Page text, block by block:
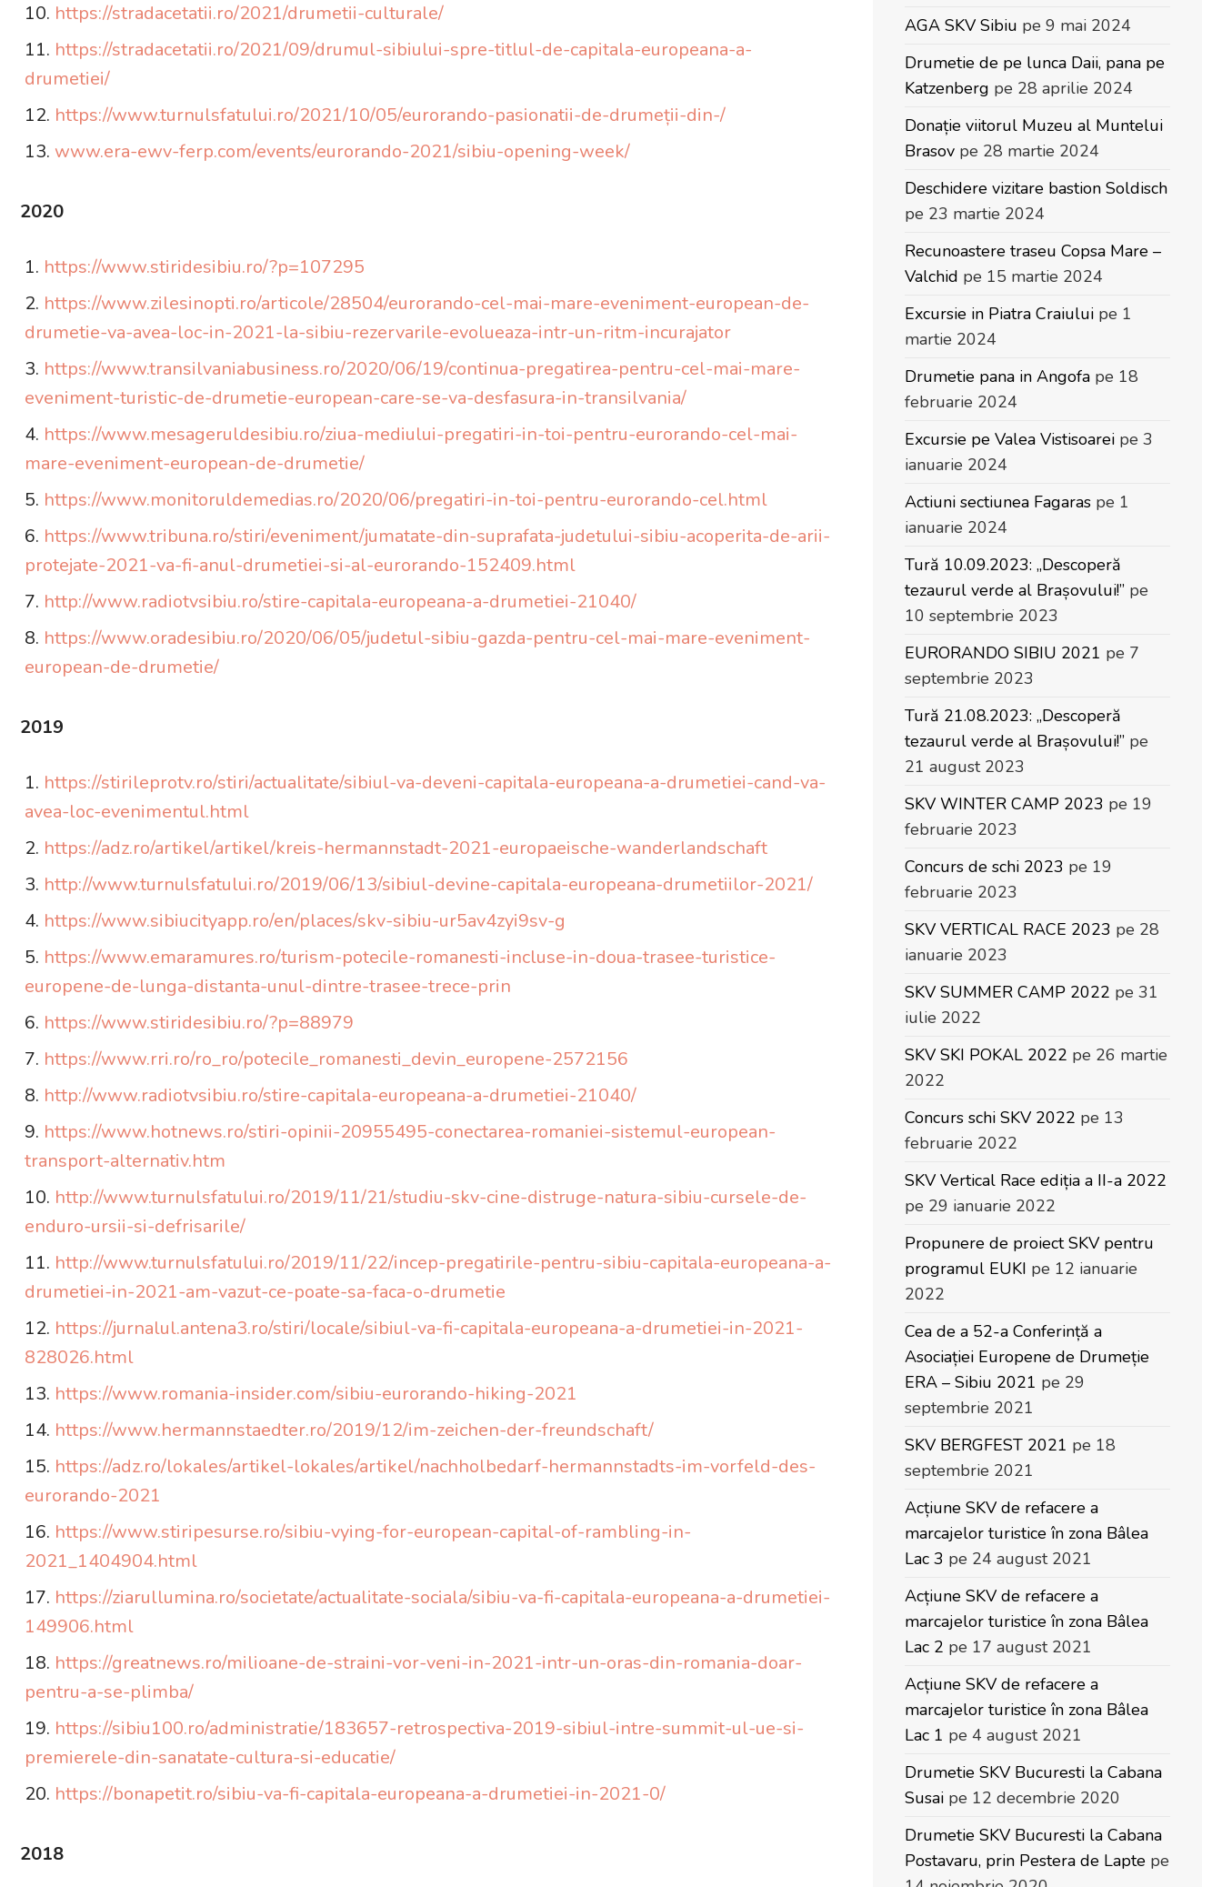
https://stradacetatii.ro/2021/drumetii-culturale/
https://stradacetatii.ro/2021/09/drumul-sibiului-spre-titlul-de-capitala-europeana-a-
drumetiei/
https://www.turnulsfatului.ro/2021/10/05/eurorando-pasionatii-de-drumeții-din-/
www.era-ewv-ferp.com/events/eurorando-2021/sibiu-opening-week/
2020
https://www.stiridesibiu.ro/?p=107295
https://www.zilesinopti.ro/articole/28504/eurorando-cel-mai-mare-eveniment-european-de-
drumetie-va-avea-loc-in-2021-la-sibiu-rezervarile-evolueaza-intr-un-ritm-incurajator
https://www.transilvaniabusiness.ro/2020/06/19/continua-pregatirea-pentru-cel-mai-mare-
eveniment-turistic-de-drumetie-european-care-se-va-desfasura-in-transilvania/
https://www.mesageruldesibiu.ro/ziua-mediului-pregatiri-in-toi-pentru-eurorando-cel-mai-
mare-eveniment-european-de-drumetie/
https://www.monitoruldemedias.ro/2020/06/pregatiri-in-toi-pentru-eurorando-cel.html
https://www.tribuna.ro/stiri/eveniment/jumatate-din-suprafata-judetului-sibiu-acoperita-de-arii-
protejate-2021-va-fi-anul-drumetiei-si-al-eurorando-152409.html
http://www.radiotvsibiu.ro/stire-capitala-europeana-a-drumetiei-21040/
https://www.oradesibiu.ro/2020/06/05/judetul-sibiu-gazda-pentru-cel-mai-mare-eveniment-
european-de-drumetie/
2019
https://stirileprotv.ro/stiri/actualitate/sibiul-va-deveni-capitala-europeana-a-drumetiei-cand-va-
avea-loc-evenimentul.html
https://adz.ro/artikel/artikel/kreis-hermannstadt-2021-europaeische-wanderlandschaft
http://www.turnulsfatului.ro/2019/06/13/sibiul-devine-capitala-europeana-drumetiilor-2021/
https://www.sibiucityapp.ro/en/places/skv-sibiu-ur5av4zyi9sv-g
https://www.emaramures.ro/turism-potecile-romanesti-incluse-in-doua-trasee-turistice-
europene-de-lunga-distanta-unul-dintre-trasee-trece-prin
https://www.stiridesibiu.ro/?p=88979
https://www.rri.ro/ro_ro/potecile_romanesti_devin_europene-2572156
http://www.radiotvsibiu.ro/stire-capitala-europeana-a-drumetiei-21040/
https://www.hotnews.ro/stiri-opinii-20955495-conectarea-romaniei-sistemul-european-
transport-alternativ.htm
http://www.turnulsfatului.ro/2019/11/21/studiu-skv-cine-distruge-natura-sibiu-cursele-de-
enduro-ursii-si-defrisarile/
http://www.turnulsfatului.ro/2019/11/22/incep-pregatirile-pentru-sibiu-capitala-europeana-a-
drumetiei-in-2021-am-vazut-ce-poate-sa-faca-o-drumetie
https://jurnalul.antena3.ro/stiri/locale/sibiul-va-fi-capitala-europeana-a-drumetiei-in-2021-
828026.html
https://www.romania-insider.com/sibiu-eurorando-hiking-2021
https://www.hermannstaedter.ro/2019/12/im-zeichen-der-freundschaft/
https://adz.ro/lokales/artikel-lokales/artikel/nachholbedarf-hermannstadts-im-vorfeld-des-
eurorando-2021
https://www.stiripesurse.ro/sibiu-vying-for-european-capital-of-rambling-in-
2021_1404904.html
https://ziarullumina.ro/societate/actualitate-sociala/sibiu-va-fi-capitala-europeana-a-drumetiei-
149906.html
https://greatnews.ro/milioane-de-straini-vor-veni-in-2021-intr-un-oras-din-romania-doar-
pentru-a-se-plimba/
https://sibiu100.ro/administratie/183657-retrospectiva-2019-sibiul-intre-summit-ul-ue-si-
premierele-din-sanatate-cultura-si-educatie/
https://bonapetit.ro/sibiu-va-fi-capitala-europeana-a-drumetiei-in-2021-0/
2018
AGA SKV Sibiu pe 9 mai 2024
Drumetie de pe lunca Daii, pana pe
Katzenberg pe 28 aprilie 2024
Donație viitorul Muzeu al Muntelui
Brasov pe 28 martie 2024
Deschidere vizitare bastion Soldisch
pe 23 martie 2024
Recunoastere traseu Copsa Mare –
Valchid pe 15 martie 2024
Excursie in Piatra Craiului pe 1
martie 2024
Drumetie pana in Angofa pe 18
februarie 2024
Excursie pe Valea Vistisoarei pe 3
ianuarie 2024
Actiuni sectiunea Fagaras pe 1
ianuarie 2024
Tură 10.09.2023: „Descoperă
tezaurul verde al Brașovului!” pe
10 septembrie 2023
EURORANDO SIBIU 2021 pe 7
septembrie 2023
Tură 21.08.2023: „Descoperă
tezaurul verde al Brașovului!” pe
21 august 2023
SKV WINTER CAMP 2023 pe 19
februarie 2023
Concurs de schi 2023 pe 19
februarie 2023
SKV VERTICAL RACE 2023 pe 28
ianuarie 2023
SKV SUMMER CAMP 2022 pe 31
iulie 2022
SKV SKI POKAL 2022 pe 26 martie
2022
Concurs schi SKV 2022 pe 13
februarie 2022
SKV Vertical Race ediția a II-a 2022
pe 29 ianuarie 2022
Propunere de proiect SKV pentru
programul EUKI pe 12 ianuarie
2022
Cea de a 52-a Conferință a
Asociației Europene de Drumeție
ERA – Sibiu 2021 pe 29
septembrie 2021
SKV BERGFEST 2021 pe 18
septembrie 2021
Acțiune SKV de refacere a
marcajelor turistice în zona Bâlea
Lac 3 pe 24 august 2021
Acțiune SKV de refacere a
marcajelor turistice în zona Bâlea
Lac 2 pe 17 august 2021
Acțiune SKV de refacere a
marcajelor turistice în zona Bâlea
Lac 1 pe 4 august 2021
Drumetie SKV Bucuresti la Cabana
Susai pe 12 decembrie 2020
Drumetie SKV Bucuresti la Cabana
Postavaru, prin Pestera de Lapte pe